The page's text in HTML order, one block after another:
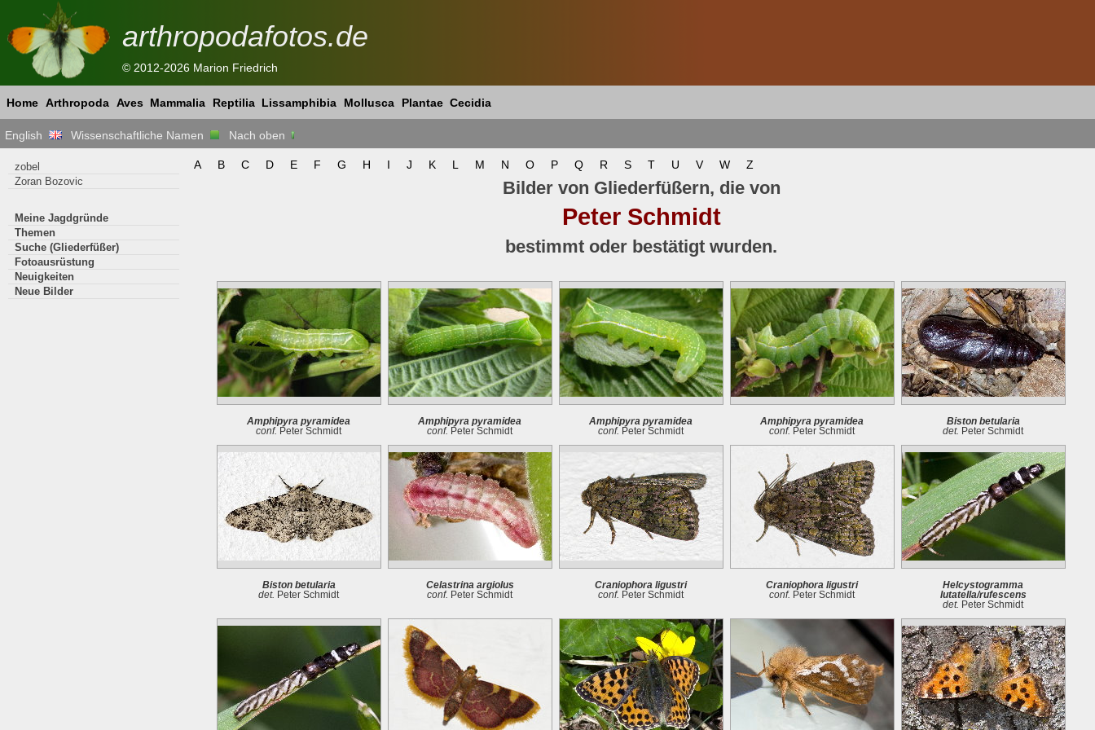
arthropodafotos.de
© 2012-2026 Marion Friedrich
Home Arthropoda Aves Mammalia Reptilia Lissamphibia Mollusca Plantae Cecidia
English Wissenschaftliche Namen Nach oben
A B C D E F G H I J K L M N O P Q R S T U V W Z
Bilder von Gliederfüßern, die von
Peter Schmidt
bestimmt oder bestätigt wurden.
Amphipyra pyramidea
conf. Peter Schmidt
Amphipyra pyramidea
conf. Peter Schmidt
Amphipyra pyramidea
conf. Peter Schmidt
Amphipyra pyramidea
conf. Peter Schmidt
Biston betularia
det. Peter Schmidt
Biston betularia
det. Peter Schmidt
Celastrina argiolus
conf. Peter Schmidt
Craniophora ligustri
conf. Peter Schmidt
Craniophora ligustri
conf. Peter Schmidt
Helcystogramma
lutatella/rufescens
det. Peter Schmidt
zobel
Zoran Bozovic
Meine Jagdgründe
Themen
Suche (Gliederfüßer)
Fotoausrüstung
Neuigkeiten
Neue Bilder